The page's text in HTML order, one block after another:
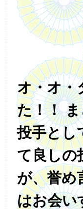
オ・オ・
た！！
投手とし
て良しの
が、誉め
はお会い